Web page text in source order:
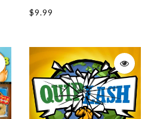
$9.99